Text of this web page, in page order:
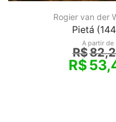
Rogier van der
Pietá
A partir de
R$
R$